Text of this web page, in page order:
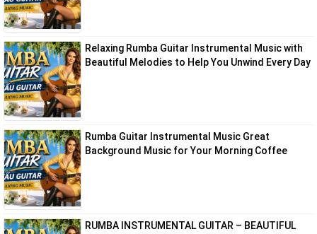
Relaxing Rumba Guitar Instrumental Music with
Beautiful Melodies to Help You Unwind Every Day
Rumba Guitar Instrumental Music Great
Background Music for Your Morning Coffee
RUMBA INSTRUMENTAL GUITAR – BEAUTIFUL